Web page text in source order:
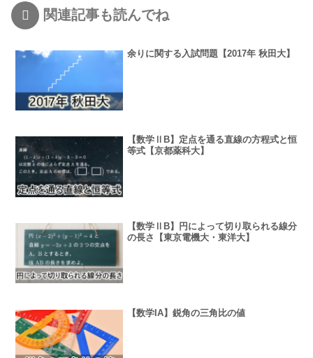
関連記事も読んでね
余りに関する入試問題【2017年 秋田大】
【数学ⅡB】定点を通る直線の方程式と恒
等式【京都薬科大】
【数学ⅡB】円によって切り取られる線分
の長さ【東京電機大・東洋大】
【数学IA】鋭角の三角比の値